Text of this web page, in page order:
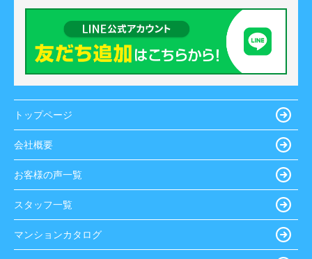
トップページ
会社概要
お客様の声一覧
スタッフ一覧
マンションカタログ